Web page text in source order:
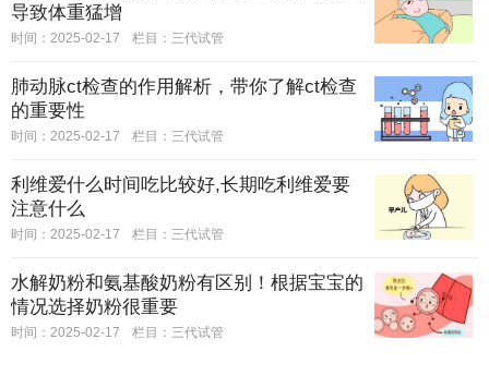
导致体重猛增
时间：2025-02-17 栏目： 三代试管
肺动脉ct检查的作用解析，带你了解ct检查
的重要性
时间：2025-02-17 栏目： 三代试管
利维爱什么时间吃比较好,长期吃利维爱要
注意什么
时间：2025-02-17 栏目： 三代试管
水解奶粉和氨基酸奶粉有区别！根据宝宝的
情况选择奶粉很重要
时间：2025-02-17 栏目： 三代试管